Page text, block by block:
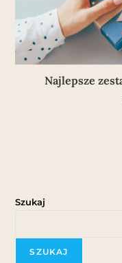
Najlepsze
Szukaj
SZUKAJ